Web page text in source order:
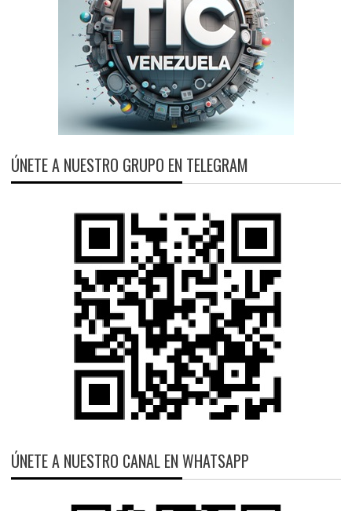
ÚNETE A NUESTRO GRUPO EN TELEGRAM
ÚNETE A NUESTRO CANAL EN WHATSAPP